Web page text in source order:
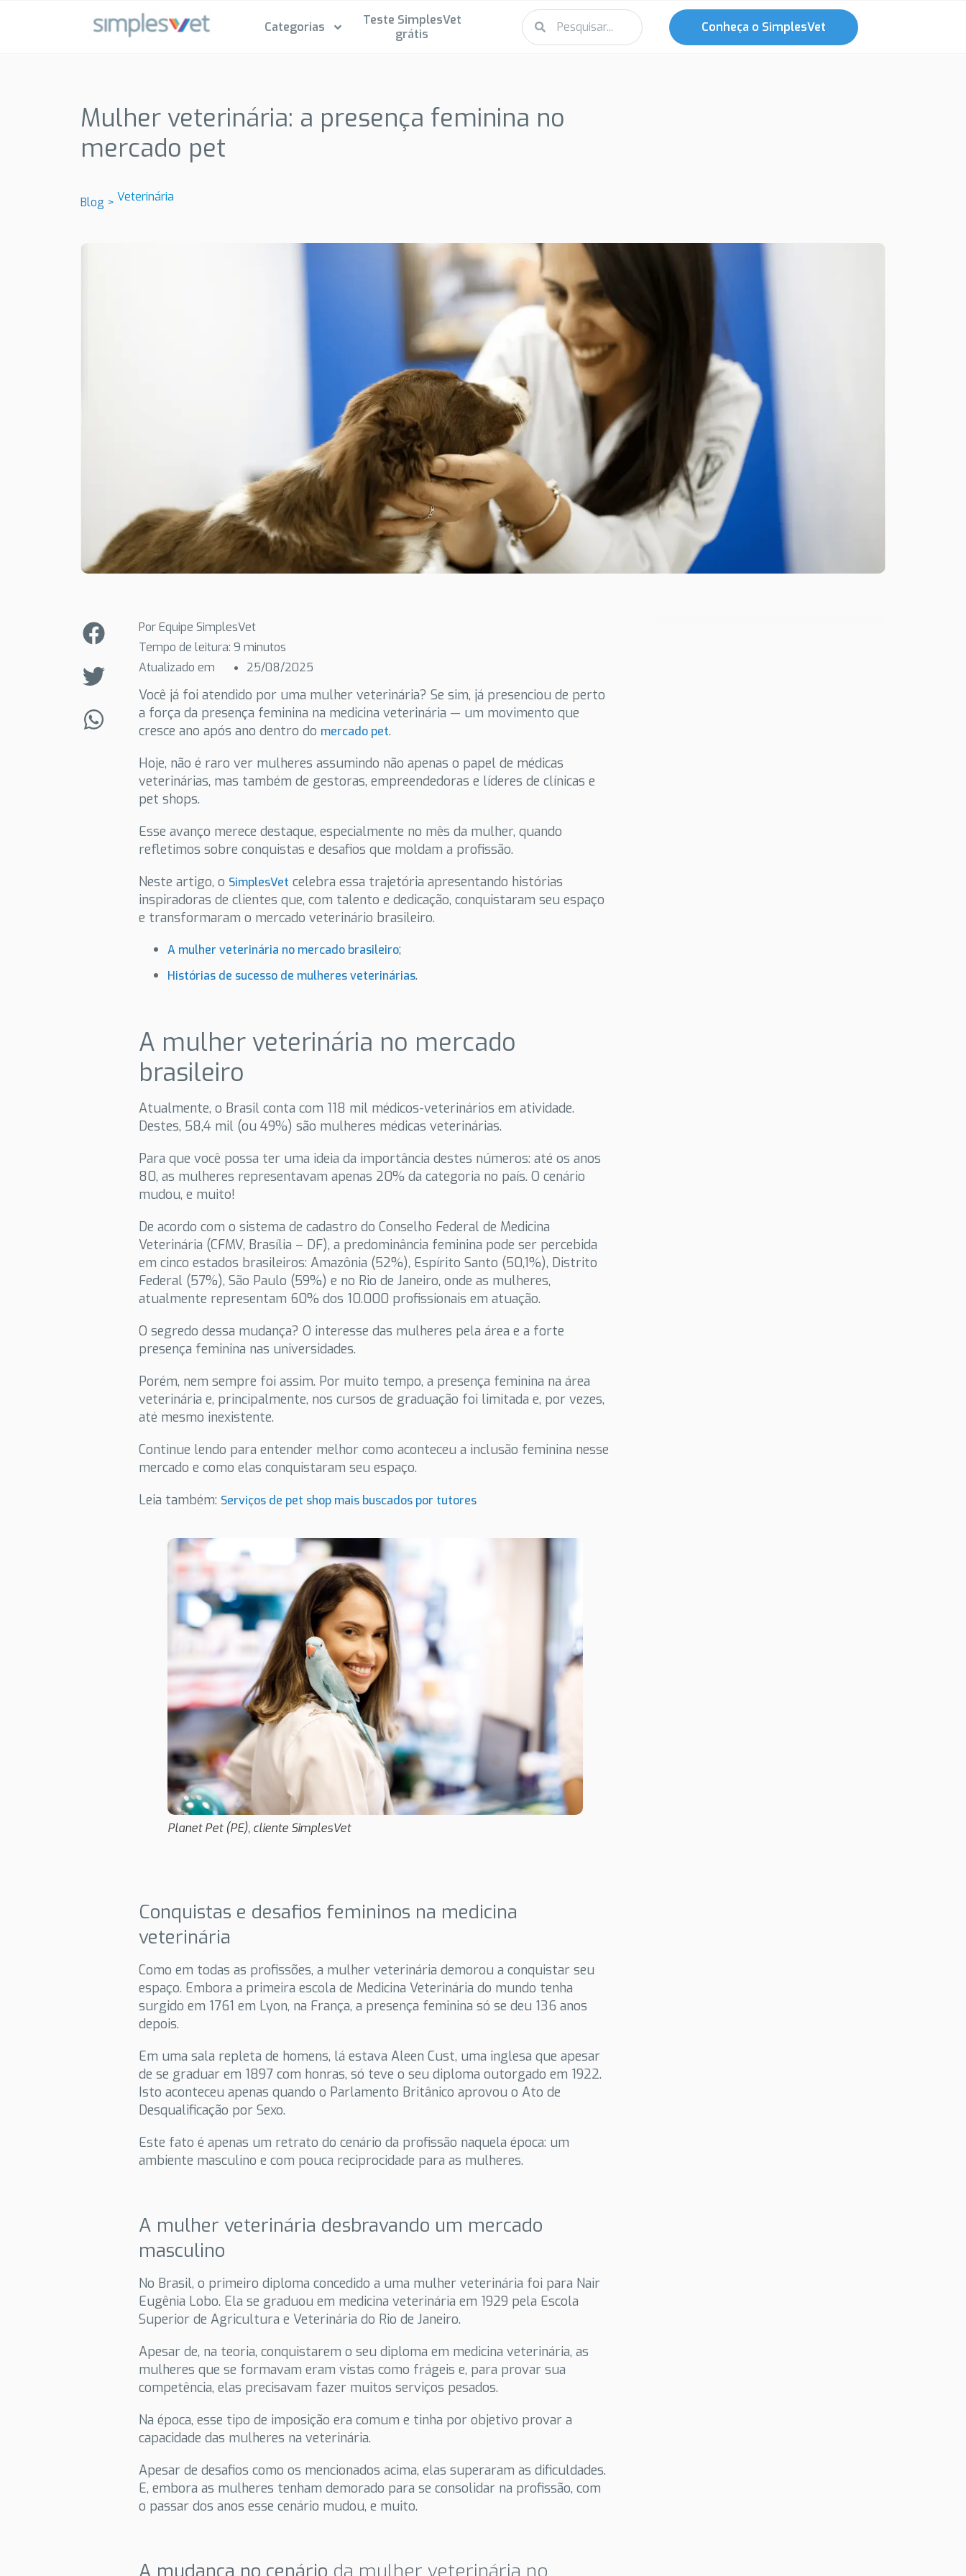
Categorias
Teste SimplesVet
grátis
Conheça o SimplesVet
Mulher veterinária: a presença feminina no
mercado pet
Blog > Veterinária
Por Equipe SimplesVet
Tempo de leitura: 9 minutos
Atualizado em
25/08/2025
Você já foi atendido por uma mulher veterinária? Se sim, já presenciou de perto
a força da presença feminina na medicina veterinária — um movimento que
cresce ano após ano dentro do mercado pet.
Hoje, não é raro ver mulheres assumindo não apenas o papel de médicas
veterinárias, mas também de gestoras, empreendedoras e líderes de clínicas e
pet shops.
Esse avanço merece destaque, especialmente no mês da mulher, quando
refletimos sobre conquistas e desafios que moldam a profissão.
Neste artigo, o SimplesVet celebra essa trajetória apresentando histórias
inspiradoras de clientes que, com talento e dedicação, conquistaram seu espaço
e transformaram o mercado veterinário brasileiro.
A mulher veterinária no mercado brasileiro;
Histórias de sucesso de mulheres veterinárias.
A mulher veterinária no mercado
brasileiro
Atualmente, o Brasil conta com 118 mil médicos-veterinários em atividade.
Destes, 58,4 mil (ou 49%) são mulheres médicas veterinárias.
Para que você possa ter uma ideia da importância destes números: até os anos
80, as mulheres representavam apenas 20% da categoria no país. O cenário
mudou, e muito!
De acordo com o sistema de cadastro do Conselho Federal de Medicina
Veterinária (CFMV, Brasília – DF), a predominância feminina pode ser percebida
em cinco estados brasileiros: Amazônia (52%), Espírito Santo (50,1%), Distrito
Federal (57%), São Paulo (59%) e no Rio de Janeiro, onde as mulheres,
atualmente representam 60% dos 10.000 profissionais em atuação.
O segredo dessa mudança? O interesse das mulheres pela área e a forte
presença feminina nas universidades.
Porém, nem sempre foi assim. Por muito tempo, a presença feminina na área
veterinária e, principalmente, nos cursos de graduação foi limitada e, por vezes,
até mesmo inexistente.
Continue lendo para entender melhor como aconteceu a inclusão feminina nesse
mercado e como elas conquistaram seu espaço.
Leia também: Serviços de pet shop mais buscados por tutores
Planet Pet (PE), cliente SimplesVet
Conquistas e desafios femininos na medicina
veterinária
Como em todas as profissões, a mulher veterinária demorou a conquistar seu
espaço. Embora a primeira escola de Medicina Veterinária do mundo tenha
surgido em 1761 em Lyon, na França, a presença feminina só se deu 136 anos
depois.
Em uma sala repleta de homens, lá estava Aleen Cust, uma inglesa que apesar
de se graduar em 1897 com honras, só teve o seu diploma outorgado em 1922.
Isto aconteceu apenas quando o Parlamento Britânico aprovou o Ato de
Desqualificação por Sexo.
Este fato é apenas um retrato do cenário da profissão naquela época: um
ambiente masculino e com pouca reciprocidade para as mulheres.
A mulher veterinária desbravando um mercado
masculino
No Brasil, o primeiro diploma concedido a uma mulher veterinária foi para Nair
Eugênia Lobo. Ela se graduou em medicina veterinária em 1929 pela Escola
Superior de Agricultura e Veterinária do Rio de Janeiro.
Apesar de, na teoria, conquistarem o seu diploma em medicina veterinária, as
mulheres que se formavam eram vistas como frágeis e, para provar sua
competência, elas precisavam fazer muitos serviços pesados.
Na época, esse tipo de imposição era comum e tinha por objetivo provar a
capacidade das mulheres na veterinária.
Apesar de desafios como os mencionados acima, elas superaram as dificuldades.
E, embora as mulheres tenham demorado para se consolidar na profissão, com
o passar dos anos esse cenário mudou, e muito.